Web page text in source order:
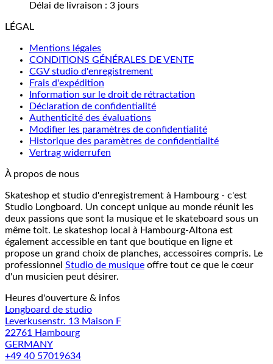
Délai de livraison : 3 jours
LÉGAL
Mentions légales
CONDITIONS GÉNÉRALES DE VENTE
CGV studio d'enregistrement
Frais d'expédition
Information sur le droit de rétractation
Déclaration de confidentialité
Authenticité des évaluations
Modifier les paramètres de confidentialité
Historique des paramètres de confidentialité
Vertrag widerrufen
À propos de nous
Skateshop et studio d'enregistrement à Hambourg - c'est
Studio Longboard. Un concept unique au monde réunit les
deux passions que sont la musique et le skateboard sous un
même toit. Le skateshop local à Hambourg-Altona est
également accessible en tant que boutique en ligne et
propose un grand choix de planches, accessoires compris. Le
professionnel Studio de musique offre tout ce que le cœur
d'un musicien peut désirer.
Heures d'ouverture & infos
Longboard de studio
Leverkusenstr. 13 Maison F
22761 Hambourg
GERMANY
+49 40 57019634